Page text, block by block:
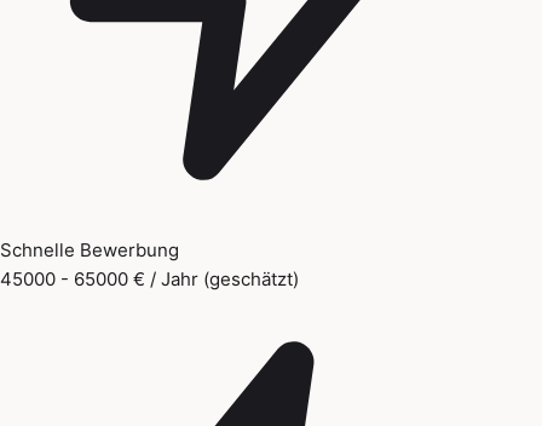
Schnelle Bewerbung
45000 - 65000 € / Jahr (geschätzt)